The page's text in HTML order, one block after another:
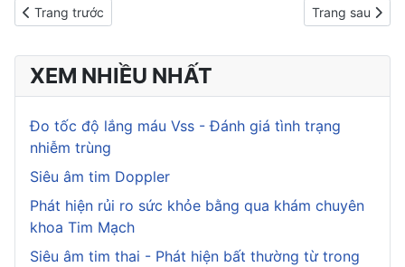
Previous article: Bật mí cách nấu cháo xương cho cả nhà vào
Trang trước Next article:
Trang sau
XEM NHIỀU NHẤT
Đo tốc độ lắng máu Vss - Đánh giá tình trạng
nhiễm trùng
Siêu âm tim Doppler
Phát hiện rủi ro sức khỏe bằng qua khám chuyên
khoa Tim Mạch
Siêu âm tim thai - Phát hiện bất thường từ trong